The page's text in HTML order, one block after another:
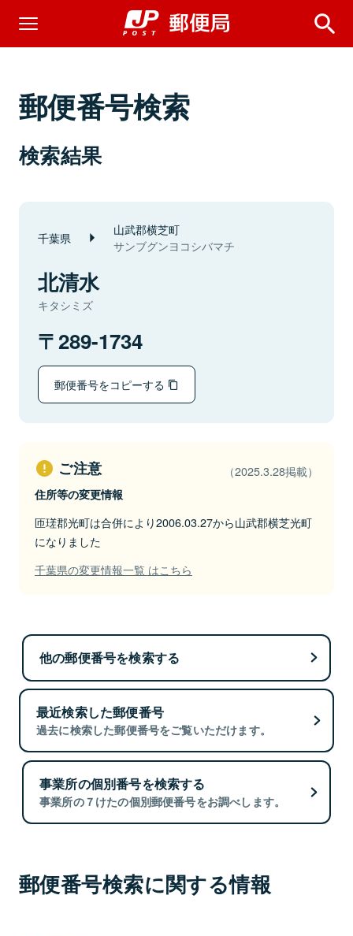
郵便番号検索
検索結果
千葉県 山武郡横芝町
サンブグンヨコシバマチ
北清水
キタシミズ
289-1734
郵便番号をコピーする
ご注意 （2025.3.28掲載）
住所等の変更情報
匝瑳郡光町は合併により2006.03.27から山武郡横芝光町
になりました
千葉県の変更情報一覧 はこちら
他の郵便番号を検索する
最近検索した郵便番号
過去に検索した郵便番号をご覧いただけます。
事業所の個別番号を検索する
事業所の７けたの個別郵便番号をお調べします。
郵便番号検索に関する情報